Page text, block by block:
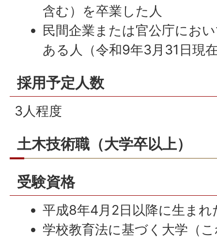
含む）を卒業した人
民間企業または官公庁にお
ある人（令和9年3月31日現
採用予定人数
3人程度
土木技術職（大学卒以上）
受験資格
平成8年4月2日以降に生ま
学校教育法に基づく大学（